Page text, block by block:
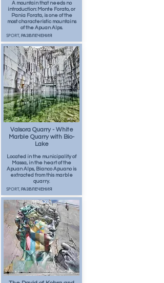
A mountain that needs no
introduction: Monte Forato, or
Pania Forata, is one of the
most characteristic mountains
of the Apuan Alps.
SPORT, РАЗВЛЕЧЕНИЯ
ЛЕТО 2026
апр.
73
Valsora Quarry - White
Marble Quarry with Bio-
Lake
Located in the municipality of
Massa, in the heart of the
Apuan Alps, Bianco Apuano is
extracted from this marble
quarry.
SPORT, РАЗВЛЕЧЕНИЯ
ЛЕТО 2026
апр.
62